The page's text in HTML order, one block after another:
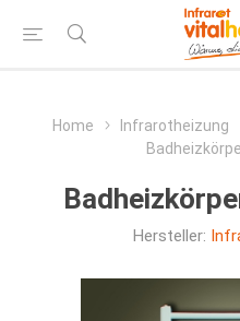
Home Infrarotheizung
Hersteller: